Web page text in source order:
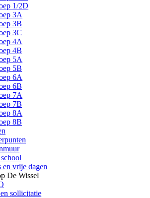
1/2D
3A
3B
3C
4A
4B
5A
5B
6A
6B
7A
7B
8A
8B
en vrije dagen
De Wissel
sollicitatie